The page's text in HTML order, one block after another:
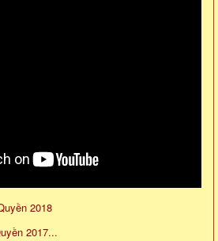
2018
2017...